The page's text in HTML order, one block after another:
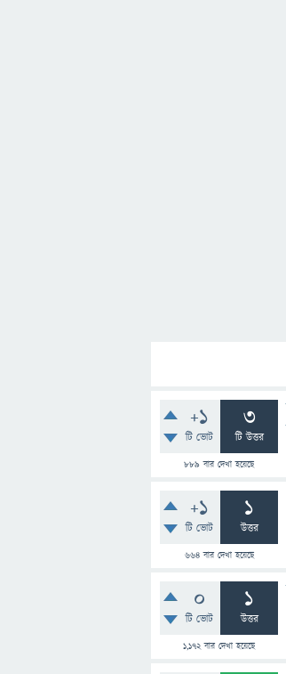
+1
টি ভোট
3
টি উত্তর
889 বার দেখা হয়েছে
+1
টি ভোট
1
উত্তর
664বার দেখা হয়েছে
0
টি ভোট
1
উত্তর
1,172বার দেখা হয়েছে